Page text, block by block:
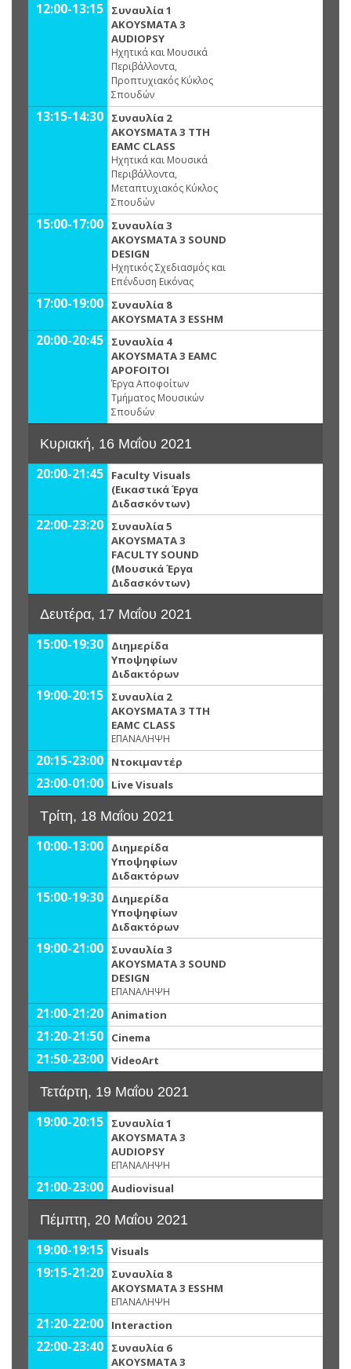
12:00-13:15
Συναυλία 1
AKOYSMATA 3
AUDIOPSY
Ηχητικά και Μουσικά
Περιβάλλοντα,
Προπτυχιακός Κύκλος
Σπουδών
13:15-14:30
Συναυλία 2
AKOYSMATA 3 ΤΤΗ
ΕΑMC CLASS
Ηχητικά και Μουσικά
Περιβάλλοντα,
Μεταπτυχιακός Κύκλος
Σπουδών
15:00-17:00
Συναυλία 3
AKOYSMATA 3 SOUND
DESIGN
Ηχητικός Σχεδιασμός και
Επένδυση Εικόνας
17:00-19:00
Συναυλία 8
AKOYSMATA 3 ESSHM
20:00-20:45
Συναυλία 4
AKOYSMATA 3 EAMC
APOFOITOI
Έργα Αποφοίτων
Τμήματος Μουσικών
Σπουδών
Κυριακή, 16 Μαΐου 2021
20:00-21:45
Faculty Visuals
(Εικαστικά Έργα
Διδασκόντων)
22:00-23:20
Συναυλία 5
AKOYSMATA 3
FACULTY SOUND
(Μουσικά Έργα
Διδασκόντων)
Δευτέρα, 17 Μαΐου 2021
15:00-19:30
Διημερίδα
Υποψηφίων
Διδακτόρων
19:00-20:15
Συναυλία 2
AKOYSMATA 3 ΤΤΗ
ΕΑMC CLASS
ΕΠΑΝΑΛΗΨΗ
20:15-23:00 Ντοκιμαντέρ
23:00-01:00 Live Visuals
Τρίτη, 18 Μαΐου 2021
10:00-13:00
Διημερίδα
Υποψηφίων
Διδακτόρων
15:00-19:30
Διημερίδα
Υποψηφίων
Διδακτόρων
19:00-21:00
Συναυλία 3
AKOYSMATA 3 SOUND
DESIGN
ΕΠΑΝΑΛΗΨΗ
21:00-21:20 Animation
21:20-21:50 Cinema
21:50-23:00 VideoArt
Τετάρτη, 19 Μαΐου 2021
19:00-20:15
Συναυλία 1
AKOYSMATA 3
AUDIOPSY
ΕΠΑΝΑΛΗΨΗ
21:00-23:00 Audiovisual
Πέμπτη, 20 Μαΐου 2021
19:00-19:15 Visuals
19:15-21:20
Συναυλία 8
AKOYSMATA 3 ESSHM
ΕΠΑΝΑΛΗΨΗ
21:20-22:00 Interaction
22:00-23:40
Συναυλία 6
AKOYSMATA 3